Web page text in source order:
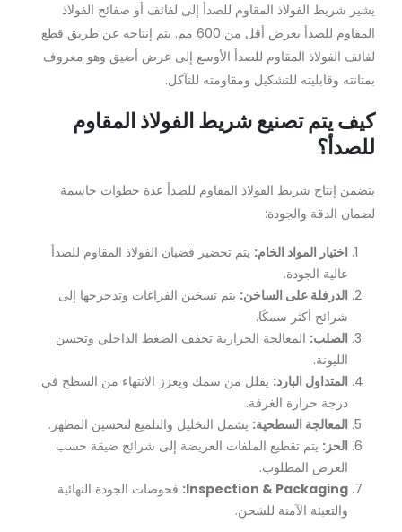
يشير شريط الفولاذ المقاوم للصدأ إلى لفائف أو صفائح الفولاذ
المقاوم للصدأ بعرض أقل من 600 مم. يتم إنتاجه عن طريق قطع
لفائف الفولاذ المقاوم للصدأ الأوسع إلى عرض أضيق وهو معروف
بمتانته وقابليته للتشكيل ومقاومته للتآكل.
كيف يتم تصنيع شريط الفولاذ المقاوم
للصدأ؟
يتضمن إنتاج شريط الفولاذ المقاوم للصدأ عدة خطوات حاسمة
لضمان الدقة والجودة:
اختيار المواد الخام: يتم تحضير قضبان الفولاذ المقاوم للصدأ
عالية الجودة.
الدرفلة على الساخن: يتم تسخين الفراغات وتدحرجها إلى
شرائح أكثر سمكًا.
الصلب: المعالجة الحرارية تخفف الضغط الداخلي وتحسن
الليونة.
المتداول البارد: يقلل من سمك ويعزز الانتهاء من السطح في
درجة حرارة الغرفة.
المعالجة السطحية: يشمل التخليل والتلميع لتحسين المظهر.
الحز: يتم تقطيع الملفات العريضة إلى شرائح ضيقة حسب
العرض المطلوب.
Inspection & Packaging: فحوصات الجودة النهائية
والتعبئة الآمنة للشحن.